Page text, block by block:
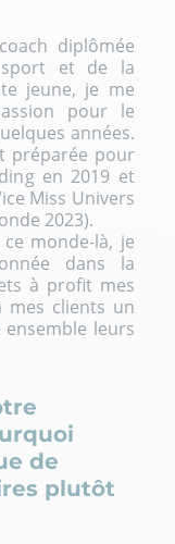
diplômée
sport et de la
jeune, je me
pour le
années.
préparée pour
en 2019 et
Miss Univers
2023).
monde-là, je
dans la
à profit mes
mes clients un
ensemble leurs
de
plutôt